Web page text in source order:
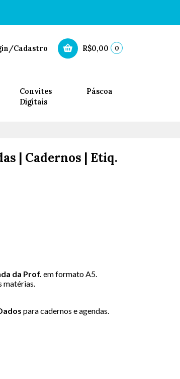
Cadastro R$0,00 0
Convites
Digitais
Páscoa
| Cadernos | Etiq.
da Prof. em formato A5.
matérias.
para cadernos e agendas.